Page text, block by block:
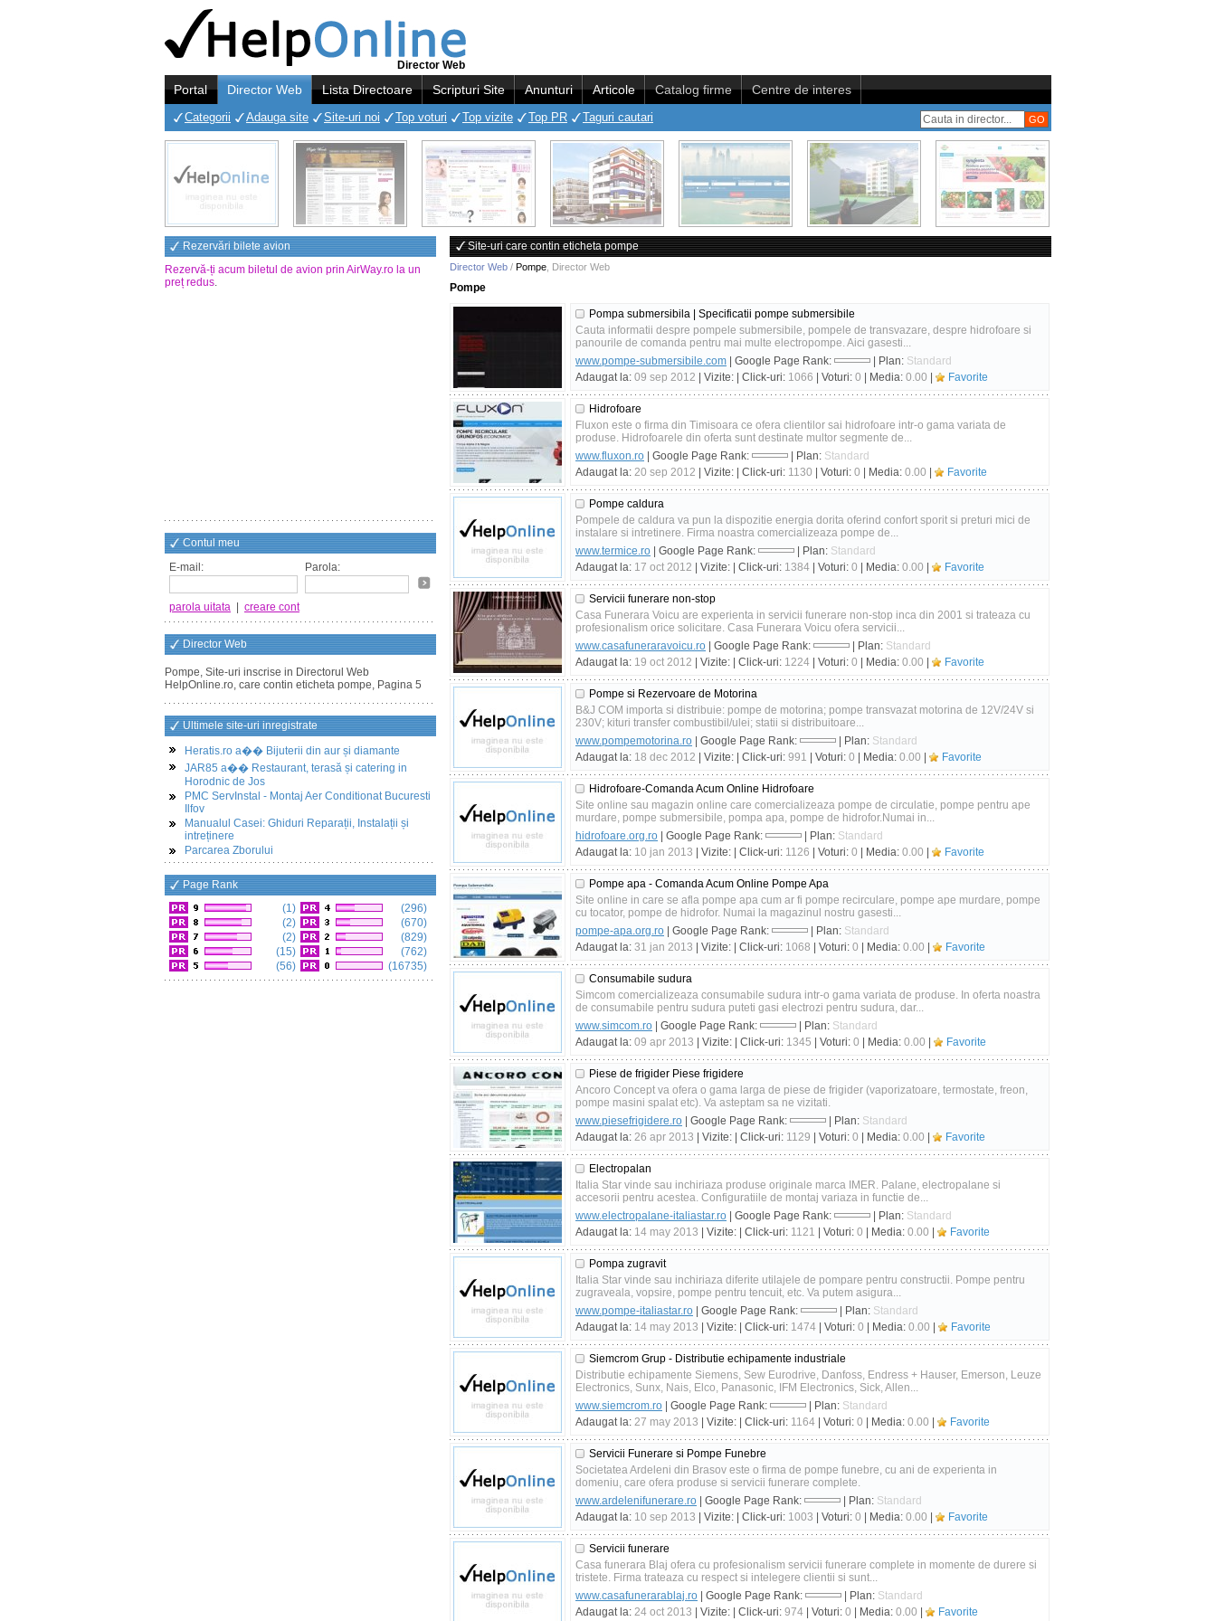
Director Web
Portal Director Web Lista Directoare Scripturi Site Anunturi Articole Catalog firme Centre de interes
Categorii Adauga site Site-uri noi Top voturi Top vizite Top PR Taguri cautari
Rezervări bilete avion
Rezervă-ți acum biletul de avion prin AirWay.ro la un
preț redus.
Contul meu
E-mail:
Parola:
parola uitata creare cont
Director Web
Pompe, Site-uri inscrise in Directorul Web
HelpOnline.ro, care contin eticheta pompe, Pagina 5
Ultimele site-uri inregistrate
Heratis.ro a�� Bijuterii din aur și diamante
JAR85 a�� Restaurant, terasă și catering in
Horodnic de Jos
PMC ServInstal - Montaj Aer Conditionat Bucuresti
Ilfov
Manualul Casei: Ghiduri Reparații, Instalații și
intreținere
Parcarea Zborului
Page Rank
(1)
(2)
(2)
(15)
(56)
(296)
(670)
(829)
(762)
(16735)
Site-uri care contin eticheta pompe
Director Web / Pompe Director Web
Pompe
Pompa submersibila | Specificatii pompe submersibile
Cauta informatii despre pompele submersibile, pompele de transvazare, despre hidrofoare si
panourile de comanda pentru mai multe electropompe. Aici gasesti...
www.pompe-submersibile.com | Google Page Rank: | Plan: Standard
Adaugat la: 09 sep 2012 | Vizite: | Click-uri: 1066 | Voturi: 0 | Media: 0.00 Favorite
Hidrofoare
Fluxon este o firma din Timisoara ce ofera clientilor sai hidrofoare intr-o gama variata de
produse. Hidrofoarele din oferta sunt destinate multor segmente de...
www.fluxon.ro | Google Page Rank: | Plan: Standard
Adaugat la: 20 sep 2012 | Vizite: | Click-uri: 1130 | Voturi: 0 | Media: 0.00 Favorite
Pompe caldura
Pompele de caldura va pun la dispozitie energia dorita oferind confort sporit si preturi mici de
instalare si intretinere. Firma noastra comercializeaza pompe de...
www.termice.ro | Google Page Rank: | Plan: Standard
Adaugat la: 17 oct 2012 | Vizite: | Click-uri: 1384 | Voturi: 0 | Media: 0.00 Favorite
Servicii funerare non-stop
Casa Funerara Voicu are experienta in servicii funerare non-stop inca din 2001 si trateaza cu
profesionalism orice solicitare. Casa Funerara Voicu ofera servicii...
www.casafuneraravoicu.ro | Google Page Rank: | Plan: Standard
Adaugat la: 19 oct 2012 | Vizite: | Click-uri: 1224 | Voturi: 0 | Media: 0.00 Favorite
Pompe si Rezervoare de Motorina
B&J COM importa si distribuie: pompe de motorina; pompe transvazat motorina de 12V/24V si
230V; kituri transfer combustibil/ulei; statii si distribuitoare...
www.pompemotorina.ro | Google Page Rank: | Plan: Standard
Adaugat la: 18 dec 2012 | Vizite: | Click-uri: 991 | Voturi: 0 | Media: 0.00 Favorite
Hidrofoare-Comanda Acum Online Hidrofoare
Site online sau magazin online care comercializeaza pompe de circulatie, pompe pentru ape
murdare, pompe submersibile, pompa apa, pompe de hidrofor.Numai in...
hidrofoare.org.ro | Google Page Rank: | Plan: Standard
Adaugat la: 10 jan 2013 | Vizite: | Click-uri: 1126 | Voturi: 0 | Media: 0.00 Favorite
Pompe apa - Comanda Acum Online Pompe Apa
Site online in care se afla pompe apa cum ar fi pompe recirculare, pompe ape murdare, pompe
cu tocator, pompe de hidrofor. Numai la magazinul nostru gasesti...
pompe-apa.org.ro | Google Page Rank: | Plan: Standard
Adaugat la: 31 jan 2013 | Vizite: | Click-uri: 1068 | Voturi: 0 | Media: 0.00 Favorite
Consumabile sudura
Simcom comercializeaza consumabile sudura intr-o gama variata de produse. In oferta noastra
de consumabile pentru sudura puteti gasi electrozi pentru sudura, dar...
www.simcom.ro | Google Page Rank: | Plan: Standard
Adaugat la: 09 apr 2013 | Vizite: | Click-uri: 1345 | Voturi: 0 | Media: 0.00 Favorite
Piese de frigider Piese frigidere
Ancoro Concept va ofera o gama larga de piese de frigider (vaporizatoare, termostate, freon,
pompe masini spalat etc). Va asteptam sa ne vizitati.
www.piesefrigidere.ro | Google Page Rank: | Plan: Standard
Adaugat la: 26 apr 2013 | Vizite: | Click-uri: 1129 | Voturi: 0 | Media: 0.00 Favorite
Electropalan
Italia Star vinde sau inchiriaza produse originale marca IMER. Palane, electropalane si
accesorii pentru acestea. Configuratiile de montaj variaza in functie de...
www.electropalane-italiastar.ro | Google Page Rank: | Plan: Standard
Adaugat la: 14 may 2013 | Vizite: | Click-uri: 1121 | Voturi: 0 | Media: 0.00 Favorite
Pompa zugravit
Italia Star vinde sau inchiriaza diferite utilajele de pompare pentru constructii. Pompe pentru
zugraveala, vopsire, pompe pentru tencuit, etc. Va putem asigura...
www.pompe-italiastar.ro | Google Page Rank: | Plan: Standard
Adaugat la: 14 may 2013 | Vizite: | Click-uri: 1474 | Voturi: 0 | Media: 0.00 Favorite
Siemcrom Grup - Distributie echipamente industriale
Distributie echipamente Siemens, Sew Eurodrive, Danfoss, Endress + Hauser, Emerson, Leuze
Electronics, Sunx, Nais, Elco, Panasonic, IFM Electronics, Sick, Allen...
www.siemcrom.ro | Google Page Rank: | Plan: Standard
Adaugat la: 27 may 2013 | Vizite: | Click-uri: 1164 | Voturi: 0 | Media: 0.00 Favorite
Servicii Funerare si Pompe Funebre
Societatea Ardeleni din Brasov este o firma de pompe funebre, cu ani de experienta in
domeniu, care ofera produse si servicii funerare complete.
www.ardelenifunerare.ro | Google Page Rank: | Plan: Standard
Adaugat la: 10 sep 2013 | Vizite: | Click-uri: 1003 | Voturi: 0 | Media: 0.00 Favorite
Servicii funerare
Casa funerara Blaj ofera cu profesionalism servicii funerare complete in momente de durere si
tristete. Firma trateaza cu respect si intelegere clientii si sunt...
www.casafunerarablaj.ro | Google Page Rank: | Plan: Standard
Adaugat la: 24 oct 2013 | Vizite: | Click-uri: 974 | Voturi: 0 | Media: 0.00 Favorite